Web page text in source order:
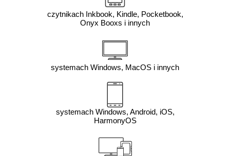
czytnikach Inkbook, Kindle, Pocketbook,
Onyx Booxs i innych
systemach Windows, MacOS i innych
systemach Windows, Android, iOS,
HarmonyOS